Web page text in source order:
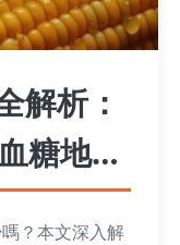
解析：
糖地
？本文深入解